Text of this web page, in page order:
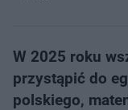
W 2025 roku
przystąpić do
polskiego,